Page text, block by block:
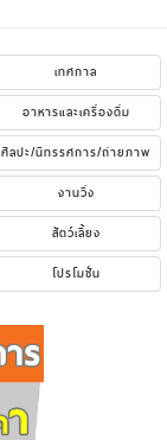
เทศกาล
อาหารและเครื่องดื่ม
ศิลปะ/นิทรรศการ/ถ่ายภาพ
งานวิ่ง
สัตว์เลี้ยง
โปรโมชั่น